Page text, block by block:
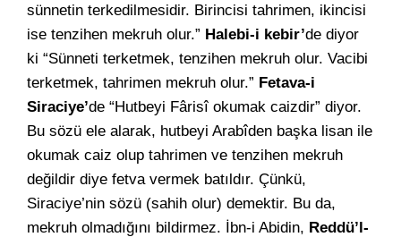
sünnetin terkedilmesidir. Birincisi tahrimen, ikincisi
ise tenzihen mekruh olur.” Halebi-i kebir’de diyor
ki “Sünneti terketmek, tenzihen mekruh olur. Vacibi
terketmek, tahrimen mekruh olur.” Fetava-i
Siraciye’de “Hutbeyi Fârisî okumak caizdir” diyor.
Bu sözü ele alarak, hutbeyi Arabîden başka lisan ile
okumak caiz olup tahrimen ve tenzihen mekruh
değildir diye fetva vermek batıldır. Çünkü,
Siraciye’nin sözü (sahih olur) demektir. Bu da,
mekruh olmadığını bildirmez. İbn-i Abidin, Reddü’l-